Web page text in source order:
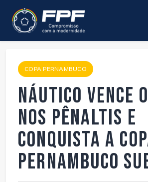
COPA PERNAMBUCO
Náutico vence
nos pênaltis e
conquista a
Pernambuco